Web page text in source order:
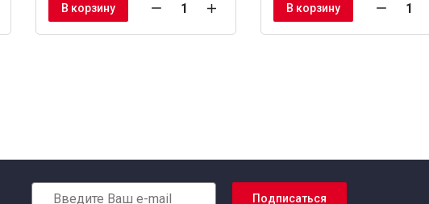
В корзину В корзину
Подписаться